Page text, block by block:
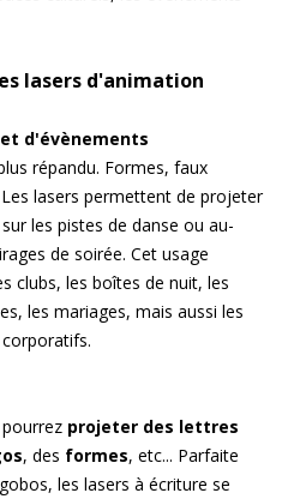
lasers d'animation
d'évènements
répandu. Formes, faux
lasers permettent de projeter
sur les pistes de danse ou au-
de soirée. Cet usage
clubs, les boîtes de nuit, les
les mariages, mais aussi les
projeter des lettres
, des formes, etc... Parfaite
les lasers à écriture se